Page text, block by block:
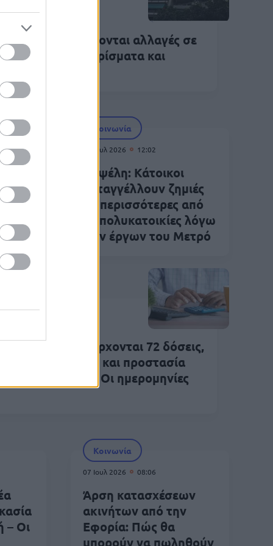
2026
Έρχονται αλλαγές σε
διαμερίσματα και
Κοινωνία
15 Ιουλ 2026 12:02
Κυψέλη: Κάτοικοι
καταγγέλλουν ζημιές
σε περισσότερες από
15 πολυκατοικίες λόγω
των έργων του Μετρό
χρεών: Έρχονται 72 δόσεις,
εξωδικαστικός και προστασία
κατοικίας – Οι ημερομηνίες
– Οι
Κοινωνία
07 Ιουλ 2026 08:06
Άρση κατασχέσεων
ακινήτων από την
Εφορία: Πώς θα
μπορούν να πωληθούν